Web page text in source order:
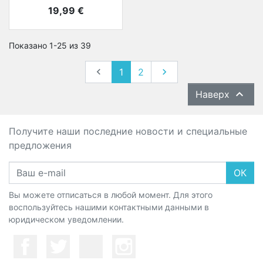
Цена
19,99 €
Показано 1-25 из 39
Назад
 1 2 Вперед

Наверх 
Получите наши последние новости и специальные
предложения
ОК
Вы можете отписаться в любой момент. Для этого
воспользуйтесь нашими контактными данными в
юридическом уведомлении.